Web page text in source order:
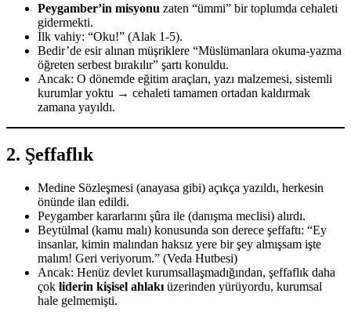
Peygamber’in misyonu zaten “ümmi” bir toplumda cehaleti
gidermekti.
İlk vahiy: “Oku!” (Alak 1-5).
Bedir’de esir alınan müşriklere “Müslümanlara okuma-yazma
öğreten serbest bırakılır” şartı konuldu.
Ancak: O dönemde eğitim araçları, yazı malzemesi, sistemli
kurumlar yoktu → cehaleti tamamen ortadan kaldırmak
zamana yayıldı.
2. Şeffaflık
Medine Sözleşmesi (anayasa gibi) açıkça yazıldı, herkesin
önünde ilan edildi.
Peygamber kararlarını şûra ile (danışma meclisi) alırdı.
Beytülmal (kamu malı) konusunda son derece şeffaftı: “Ey
insanlar, kimin malından haksız yere bir şey almışsam işte
malım! Geri veriyorum.” (Veda Hutbesi)
Ancak: Henüz devlet kurumsallaşmadığından, şeffaflık daha
çok liderin kişisel ahlakı üzerinden yürüyordu, kurumsal
hale gelmemişti.